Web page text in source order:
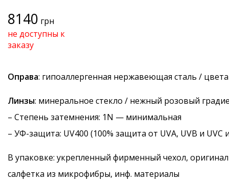
8140 грн
не доступны к
заказу
Оправа: гипоаллергенная нержавеющая сталь /
Линзы: минеральное стекло / нежный розовый
– Степень затемнения: 1N — минимальная
– УФ-защита: UV400 (100% защита от UVA, UVB и UVC
В упаковке: укрепленный фирменный чехол,
салфетка из микрофибры, инф. материалы